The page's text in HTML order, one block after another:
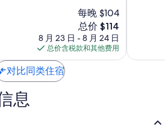
每晚 $104
新
价
格
$114
总价 $114
8 月 23 日 - 8 月 24 日
总价含税款和其他费用
莉
393
对比同类住宿
息